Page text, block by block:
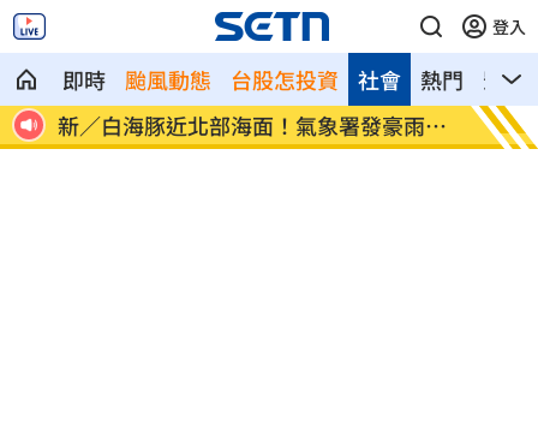
登入
即時 颱風動態 台股怎投資 熱門 影音
社會
特
南電Q2財報公布後 目標價調升 俄軍